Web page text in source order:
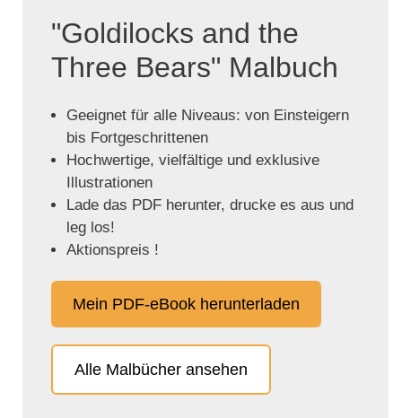
"Goldilocks and the
Three Bears" Malbuch
Geeignet für alle Niveaus: von Einsteigern
bis Fortgeschrittenen
Hochwertige, vielfältige und exklusive
Illustrationen
Lade das PDF herunter, drucke es aus und
leg los!
Aktionspreis !
Mein PDF-eBook herunterladen
Alle Malbücher ansehen